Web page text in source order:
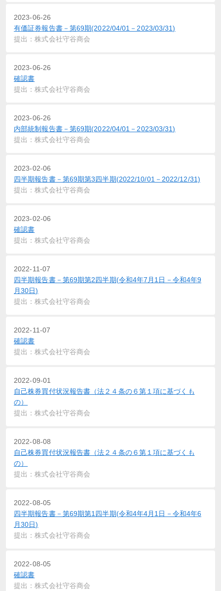
2023-06-26
有価証券報告書－第69期(2022/04/01－2023/03/31)
提出：株式会社守谷商会
2023-06-26
確認書
提出：株式会社守谷商会
2023-06-26
内部統制報告書－第69期(2022/04/01－2023/03/31)
提出：株式会社守谷商会
2023-02-06
四半期報告書－第69期第3四半期(2022/10/01－2022/12/31)
提出：株式会社守谷商会
2023-02-06
確認書
提出：株式会社守谷商会
2022-11-07
四半期報告書－第69期第2四半期(令和4年7月1日－令和4年9
月30日)
提出：株式会社守谷商会
2022-11-07
確認書
提出：株式会社守谷商会
2022-09-01
自己株券買付状況報告書（法２４条の６第１項に基づくも
の）
提出：株式会社守谷商会
2022-08-08
自己株券買付状況報告書（法２４条の６第１項に基づくも
の）
提出：株式会社守谷商会
2022-08-05
四半期報告書－第69期第1四半期(令和4年4月1日－令和4年6
月30日)
提出：株式会社守谷商会
2022-08-05
確認書
提出：株式会社守谷商会